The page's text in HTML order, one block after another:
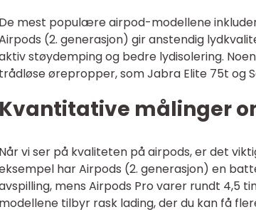
De mest populære airpod-modellene
(2. generasjon) gir anstendig
støydemping og bedre lydisolering.
trådløse ørepropper, som Jabra Elite 75t og
Kvantitative målinger
Når vi ser på kvaliteten på airpods, er det
har Airpods (2. generasjon) en
mens Airpods Pro varer rundt 4,5
modellene tilbyr rask lading, der du kan få